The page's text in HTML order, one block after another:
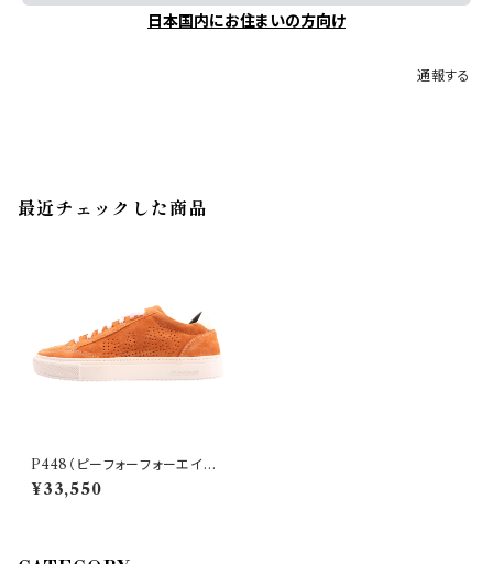
日本国内にお住まいの方向け
通報する
最近チェックした商品
P448（ピーフォーフォーエイト）
スニーカー S21SOHO 27927
¥33,550